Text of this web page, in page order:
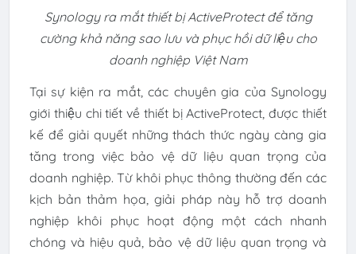
Synology ra mắt thiết bị ActiveProtect để tăng
cường khả năng sao lưu và phục hồi dữ liệu cho
doanh nghiệp Việt Nam
Tại sự kiện ra mắt, các chuyên gia của Synology
giới thiệu chi tiết về thiết bị ActiveProtect, được thiết
kế để giải quyết những thách thức ngày càng gia
tăng trong việc bảo vệ dữ liệu quan trọng của
doanh nghiệp. Từ khôi phục thông thường đến các
kịch bản thảm họa, giải pháp này hỗ trợ doanh
nghiệp khôi phục hoạt động một cách nhanh
chóng và hiệu quả, bảo vệ dữ liệu quan trọng và